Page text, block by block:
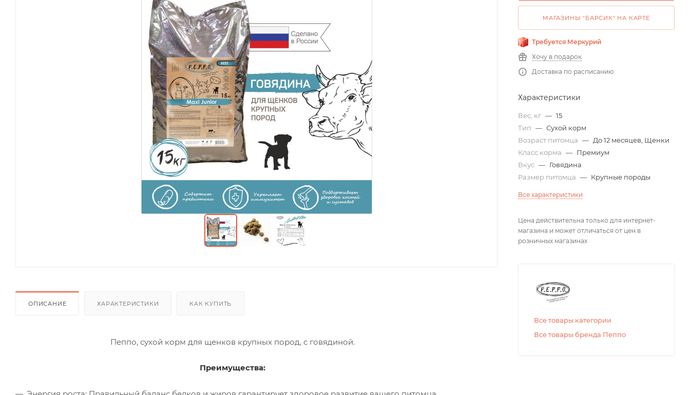
ОПИСАНИЕ ХАРАКТЕРИСТИКИ КАК КУПИТЬ
Пеппо, сухой корм для щенков крупных пород, с говядиной.
Преимущества:
МАГАЗИНЫ "БАРСИК" НА КАРТЕ
Требуется Меркурий
Хочу в подарок
Доставка по расписанию
Характеристики
Вес, кг — 15
Тип — Сухой корм
Возраст питомца — До 12 месяцев, Щенки
Класс корма — Премиум
Вкус — Говядина
Размер питомца — Крупные породы
Все характеристики
Цена действительна только для интернет-
магазина и может отличаться от цен в
розничных магазинах
Все товары категории
Все товары бренда Пеппо